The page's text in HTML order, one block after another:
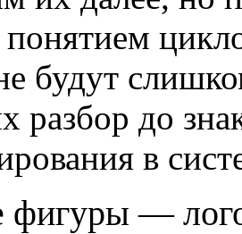
будут
разбор до
в
фигуры —